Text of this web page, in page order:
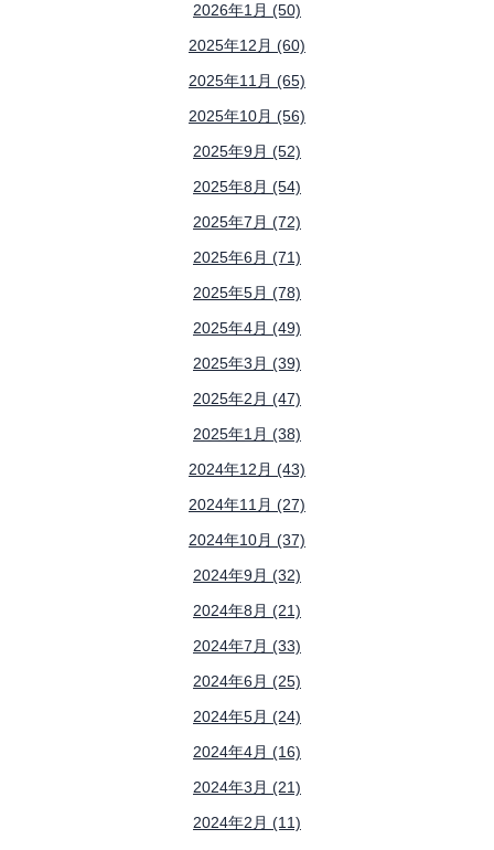
2026年1月 (50)
2025年12月 (60)
2025年11月 (65)
2025年10月 (56)
2025年9月 (52)
2025年8月 (54)
2025年7月 (72)
2025年6月 (71)
2025年5月 (78)
2025年4月 (49)
2025年3月 (39)
2025年2月 (47)
2025年1月 (38)
2024年12月 (43)
2024年11月 (27)
2024年10月 (37)
2024年9月 (32)
2024年8月 (21)
2024年7月 (33)
2024年6月 (25)
2024年5月 (24)
2024年4月 (16)
2024年3月 (21)
2024年2月 (11)